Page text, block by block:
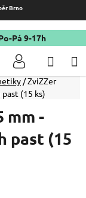
Brno
Pá 9-17h
/ZviZZer
(15 ks)
mm -
past (15